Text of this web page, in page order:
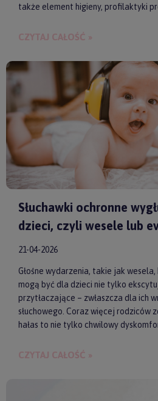
także element higieny, profilaktyki
CZYTAJ CAŁOŚĆ »
Słuchawki ochronne
dzieci, czyli wesele lub
21-04-2026
Głośne wydarzenia, takie jak
mogą być dla dzieci nie tylko
przytłaczające – zwłaszcza dla ich
słuchowego. Coraz więcej rodziców
hałas to nie tylko chwilowy
słuchawki ochronne przestają być
CZYTAJ CAŁOŚĆ »